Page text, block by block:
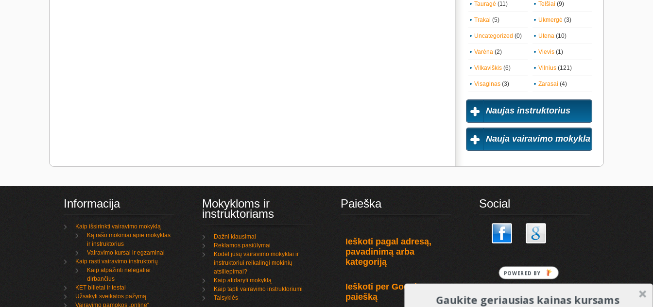
Tauragė (11) Telšiai (9)
Trakai (5) Ukmergė (3)
Uncategorized (0) Utena (10)
Varėna (2) Vievis (1)
Vilkaviškis (6) Vilnius (121)
Visaginas (3) Zarasai (4)
Naujas instruktorius
Nauja vairavimo mokykla
Informacija
Kaip išsirinkti vairavimo mokyklą
Ką rašo mokiniai apie mokyklas
ir instruktorius
Vairavimo kursai ir egzaminai
Kaip rasti vairavimo instruktorių
Kaip atpažinti nelegaliai
dirbančius
KET bilietai ir testai
Užsakyti sveikatos pažymą
Vairavimo pamokos „online“
Mokykloms ir
instruktoriams
Dažni klausimai
Reklamos pasiūlymai
Kodėl jūsų vairavimo mokyklai ir
instruktoriui reikalingi mokinių
atsiliepimai?
Kaip atidaryti mokyklą
Kaip tapti vairavimo instruktoriumi
Taisyklės
Paieška
Ieškoti pagal adresą,
pavadinimą arba
kategoriją
Ieškoti per Google
paiešką
Social
Gaukite geriausias kainas kursams
POWERED
BY